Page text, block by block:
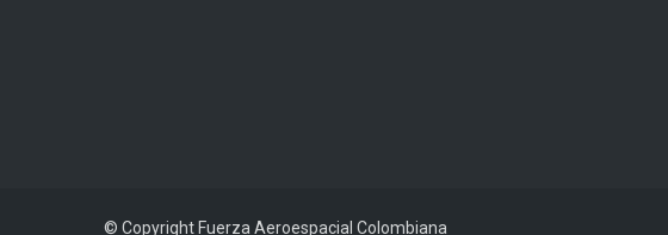
© Copyright Fuerza Aeroespacial Colombiana